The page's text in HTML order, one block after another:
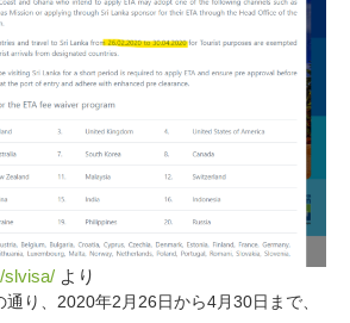
slvisa/ より
り、2020年2月26日から4月30日まで、